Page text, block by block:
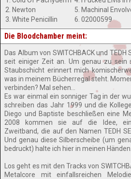
2. Newton
3. White Penicillin
6. 02000599
Die Bloodchamber meint:
Das Album von SWITCHBACK und TEDH
seit einiger Zeit an. Um genau zu sein
Staubschicht erinnert mich
was in meinem Bücherregal steht.
verbinden? Mal sehen…
Es war einmal ein sonniger Tag in der
schreiben das Jahr 1999 und die
Diego und Baptiste beschließen eine
2008 kommen sie auf die Idee, ein
Zweitband, die auf den Namen TEDH
Und genau diese Silberscheibe (um
bedruckt) halte ich hier in meinen Händen.
Los geht es mit den Tracks von
Metalcore mit einfallsreichen